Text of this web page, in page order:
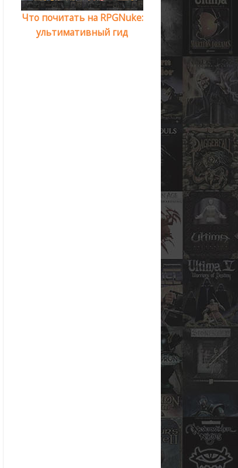
Что почитать на RPGNuke:
ультимативный гид